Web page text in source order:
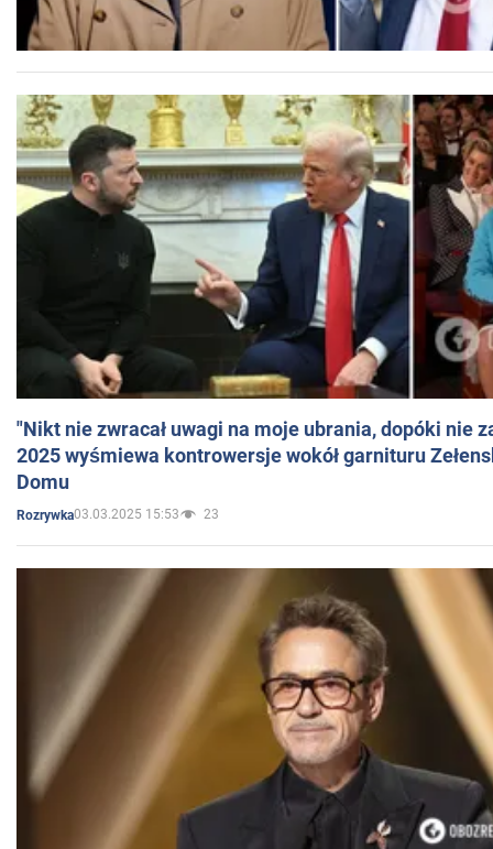
"Nikt nie zwracał uwagi na moje ubrania, dopóki nie
2025 wyśmiewa kontrowersje wokół garnituru
Domu
Rozrywka03.03.2025 15:53 23